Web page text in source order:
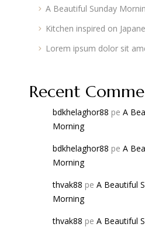
A Beautiful Sunday
Kitchen inspired on
Lorem ipsum dolor sit
Recent
bdkhelaghor88 pe A
Morning
bdkhelaghor88 pe A
Morning
thvak88 pe A Beautiful
Morning
thvak88 pe A Beautiful